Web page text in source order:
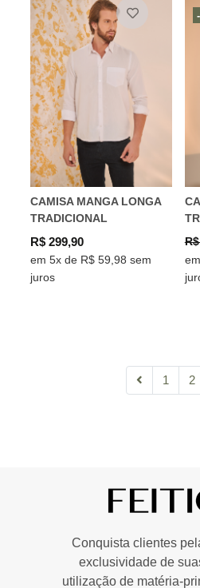
CAMISA MANGA LONGA
TRADICIONAL
R$ 299,90
em 5x de R$ 59,98 sem
juros
1 2
Conquista clientes
exclusividade de
utilização de matéria-